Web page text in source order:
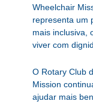
Wheelchair
representa um
mais inclusiva,
viver com
O Rotary Club
Mission
ajudar mais